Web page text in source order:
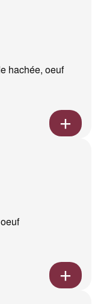
hachée, oeuf